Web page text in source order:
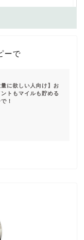
ーで
量に欲しい人向け】お
トもマイルも貯める
！